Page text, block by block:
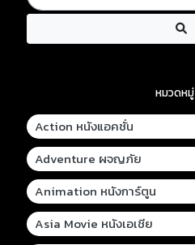
หมวดหมู่
Action หนังแอคชั่น
Adventure ผจญภัย
Animation หนังการ์ตูน
Asia Movie หนังเอเชีย